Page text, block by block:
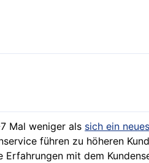
Mal weniger als sich ein
führen zu höheren
Erfahrungen mit dem